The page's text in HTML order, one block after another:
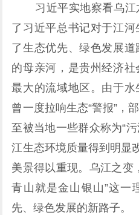
习近平实地察看乌江
了习近平总书记对于江
了生态优先、绿色发展
的母亲河，是贵州经济
最大的流域地区。由于
曾一度拉响生态“警报”，
至被当地一些群众称为“
江生态环境质量得到明显
美景得以重现。乌江之变
青山就是金山银山”这一
先、绿色发展的新路子。